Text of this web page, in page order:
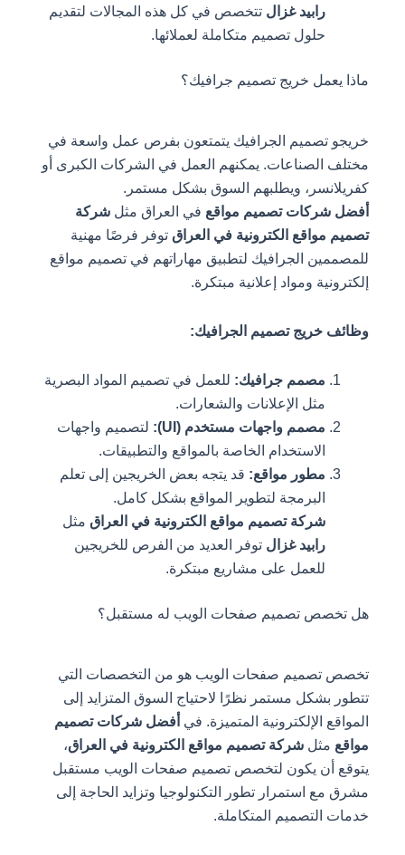
رابيد غزال تتخصص في كل هذه المجالات لتقديم
حلول تصميم متكاملة لعملائها.
ماذا يعمل خريج تصميم جرافيك؟
خريجو تصميم الجرافيك يتمتعون بفرص عمل واسعة في
مختلف الصناعات. يمكنهم العمل في الشركات الكبرى أو
كفريلانسر، ويطلبهم السوق بشكل مستمر.
أفضل شركات تصميم مواقع في العراق مثلشركة
تصميم مواقع الكترونية في العراق توفر فرصًا مهنية
للمصممين الجرافيك لتطبيق مهاراتهم في تصميم مواقع
إلكترونية ومواد إعلانية مبتكرة.
وظائف خريج تصميم الجرافيك:
مصمم جرافيك:للعمل في تصميم المواد البصرية
مثل الإعلانات والشعارات.
مصمم واجهات مستخدم (UI):
لتصميم واجهات
الاستخدام الخاصة بالمواقع والتطبيقات.
مطور مواقع:قد يتجه بعض الخريجين إلى تعلم
البرمجة لتطوير المواقع بشكل كامل.
شركة تصميم مواقع الكترونية في العراق مثل
رابيد غزال توفر العديد من الفرص للخريجين
للعمل على مشاريع مبتكرة.
هل تخصص تصميم صفحات الويب له مستقبل؟
تخصص تصميم صفحات الويب هو من التخصصات التي
تتطور بشكل مستمر نظرًا لاحتياج السوق المتزايد إلى
المواقع الإلكترونية المتميزة. فيأفضل شركات تصميم
مواقع مثلشركة تصميم مواقع الكترونية في العراق
يتوقع أن يكون لتخصص تصميم صفحات الويب مستقبل
مشرق مع استمرار تطور التكنولوجيا وتزايد الحاجة إلى
خدمات التصميم المتكاملة.